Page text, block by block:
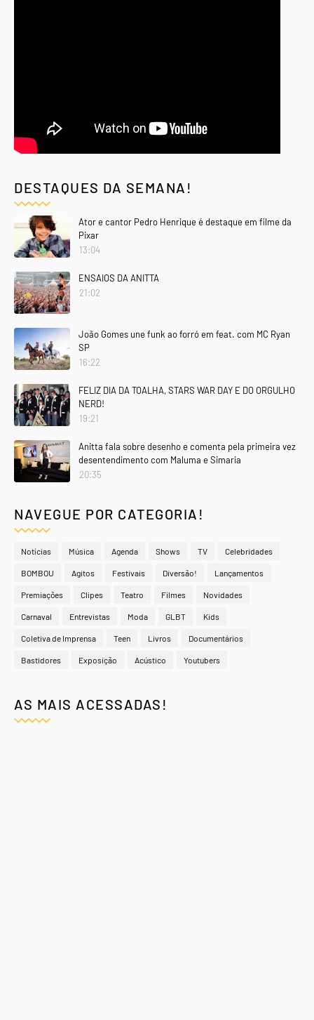
DESTAQUES DA SEMANA!
Ator e cantor Pedro Henrique é destaque em filme da
Pixar
13:04
ENSAIOS DA ANITTA
21:02
João Gomes une funk ao forró em feat. com MC Ryan
SP
16:22
FELIZ DIA DA TOALHA, STARS WAR DAY E DO ORGULHO
NERD!
19:21
Anitta fala sobre desenho e comenta pela primeira vez
desentendimento com Maluma e Simaria
20:35
NAVEGUE POR CATEGORIA!
Notícias Música Agenda Shows TV Celebridades
BOMBOU Agitos Festivais Diversão! Lançamentos
Premiações Clipes Teatro Filmes Novidades
Carnaval Entrevistas Moda GLBT Kids
Coletiva de Imprensa Teen Livros Documentários
Bastidores Exposição Acústico Youtubers
AS MAIS ACESSADAS!